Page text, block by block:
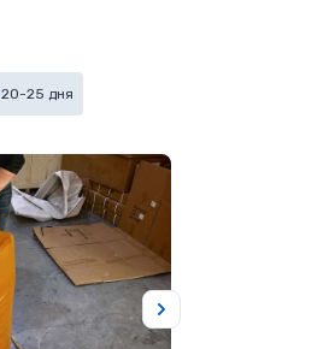
20-25 дня